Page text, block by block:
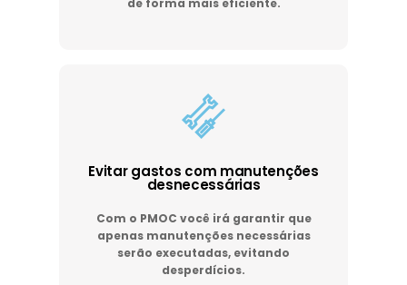
de forma mais eficiente.
Evitar gastos com manutenções
desnecessárias
Com o PMOC você irá garantir que
apenas manutenções necessárias
serão executadas, evitando
desperdícios.